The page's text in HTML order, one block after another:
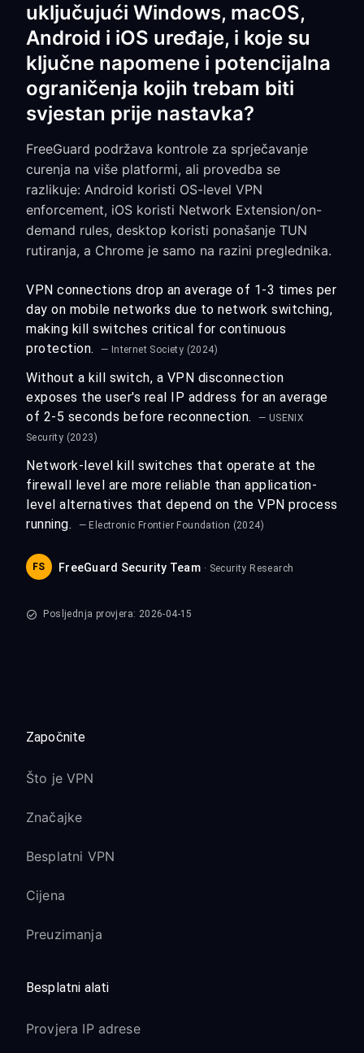
uključujući Windows, macOS,
Android i iOS uređaje, i koje su
ključne napomene i potencijalna
ograničenja kojih trebam biti
svjestan prije nastavka?
FreeGuard podržava kontrole za sprječavanje
curenja na više platformi, ali provedba se
razlikuje: Android koristi OS-level VPN
enforcement, iOS koristi Network Extension/on-
demand rules, desktop koristi ponašanje TUN
rutiranja, a Chrome je samo na razini preglednika.
VPN connections drop an average of 1-3 times per
day on mobile networks due to network switching,
making kill switches critical for continuous
protection.
— Internet Society (2024)
Without a kill switch, a VPN disconnection
exposes the user's real IP address for an average
of 2-5 seconds before reconnection.
— USENIX
Security (2023)
Network-level kill switches that operate at the
firewall level are more reliable than application-
level alternatives that depend on the VPN process
running.
— Electronic Frontier Foundation (2024)
FS FreeGuard Security Team · Security Research
Posljednja provjera: 2026-04-15
Započnite
Što je VPN
Značajke
Besplatni VPN
Cijena
Preuzimanja
Besplatni alati
Provjera IP adrese